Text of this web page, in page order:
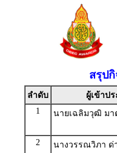
สรุป
ลำดับ ผู้เข้าป
1
นายเฉลิมวุฒิ มา
2
นางวรรณวิภา ด่